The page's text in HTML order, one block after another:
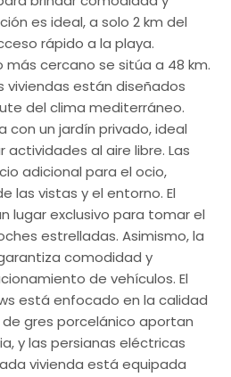
es ideal, a solo 2 km del
rápido a la playa.
cercano se sitúa a 48 km.
viviendas están diseñados
del clima mediterráneo.
con un jardín privado, ideal
actividades al aire libre. Las
adicional para el ocio,
las vistas y el entorno. El
lugar exclusivo para tomar el
estrelladas. Asimismo, la
comodidad y
de vehículos. El
está enfocado en la calidad
gres porcelánico aportan
y las persianas eléctricas
vivienda está equipada